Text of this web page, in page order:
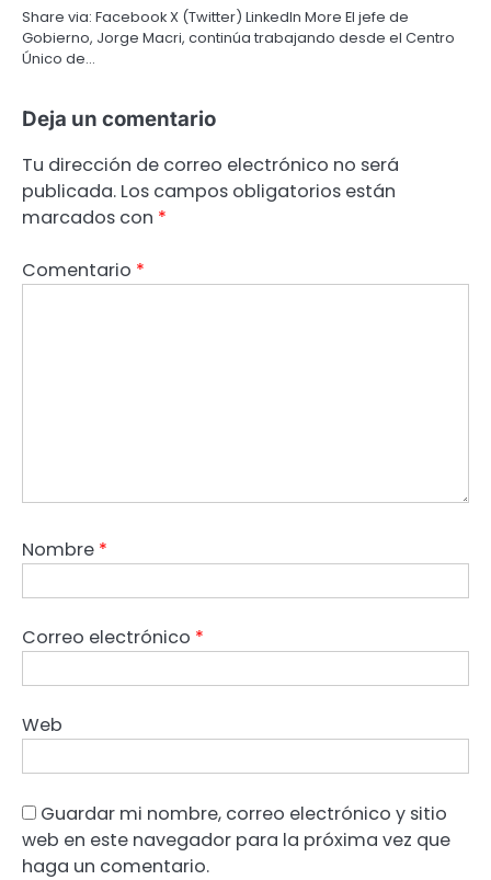
Share via: Facebook X (Twitter) LinkedIn More El jefe de
Gobierno, Jorge Macri, continúa trabajando desde el Centro
Único de…
Deja un comentario
Tu dirección de correo electrónico no será
publicada. Los campos obligatorios están
marcados con *
Comentario *
Nombre *
Correo electrónico *
Web
Guardar mi nombre, correo electrónico y sitio
web en este navegador para la próxima vez que
haga un comentario.